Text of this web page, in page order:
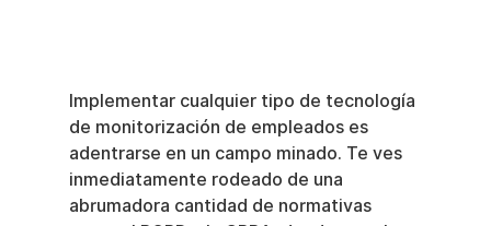
Implementar cualquier tipo de tecnología
de monitorización de empleados es
adentrarse en un campo minado. Te ves
inmediatamente rodeado de una
abrumadora cantidad de normativas